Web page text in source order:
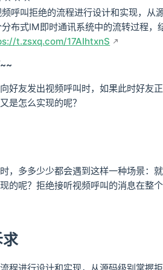
呼叫拒绝的流程进行设计和实现，从
布式IM即时通讯系统中的流转过程，
t.zsxq.com/17AIhtxnS
好友发出视频呼叫时，如果此时好友
是怎么实现的呢？
，多多少少都会遇到这样一种场景：
的呢？拒绝接听视频呼叫的消息在整